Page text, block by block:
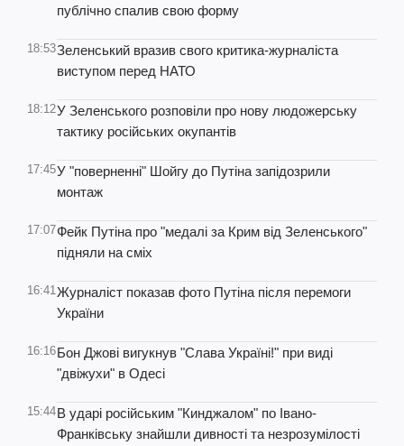
публічно спалив свою форму
18:53Зеленський вразив свого критика-журналіста
виступом перед НАТО
18:12У Зеленського розповіли про нову людожерську
тактику російських окупантів
17:45У "поверненні" Шойгу до Путіна запідозрили
монтаж
17:07Фейк Путіна про "медалі за Крим від Зеленського"
підняли на сміх
16:41Журналіст показав фото Путіна після перемоги
України
16:16Бон Джові вигукнув "Слава Україні!" при виді
"двіжухи" в Одесі
15:44В ударі російським "Кинджалом" по Івано-
Франківську знайшли дивності та незрозумілості